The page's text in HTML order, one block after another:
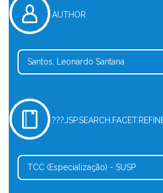
AUTHOR
Santos, Leonardo Santana
TCC (Especialização) - SUSP